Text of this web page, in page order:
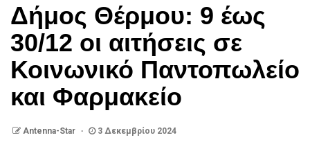
Δήμος Θέρμου: 9 έως
30/12 οι αιτήσεις σε
Κοινωνικό Παντοπωλείο
και Φαρμακείο
Antenna-Star 3 Δεκεμβρίου 2024